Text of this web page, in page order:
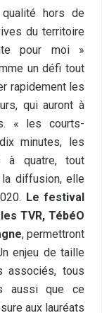
hors de
du territoire
pour moi »
un défi tout
rapidement les
qui auront à
« les courts-
minutes, les
à quatre, tout
diffusion, elle
Le festival
TVR, TébéO
, permettront
enjeu de taille
associés, tous
aussi que ce
aux lauréats